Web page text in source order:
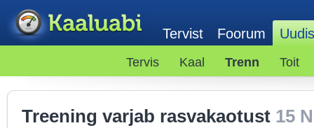
Tervist Foorum
Tervis Kaal Trenn Toit
Treening varjab rasvakaotust 15